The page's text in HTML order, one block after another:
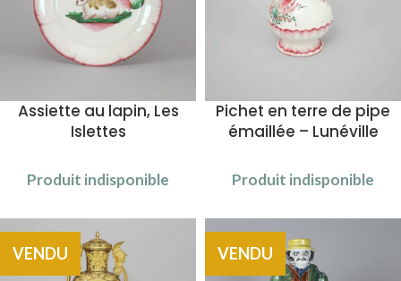
Assiette au lapin, Les
Islettes
Produit indisponible
Pichet en terre de pipe
émaillée – Lunéville
Produit indisponible
VENDU VENDU